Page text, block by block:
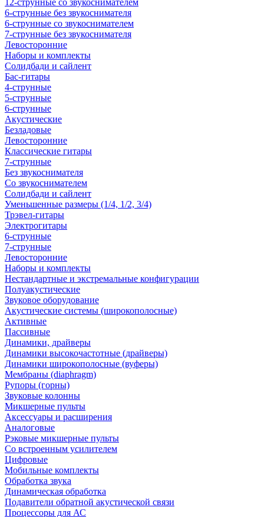
12-струнные со звукоснимателем
6-струнные без звукоснимателя
6-струнные со звукоснимателем
7-струнные без звукоснимателя
Левосторонние
Наборы и комплекты
Солидбади и сайлент
Бас-гитары
4-струнные
5-струнные
6-струнные
Акустические
Безладовые
Левосторонние
Классические гитары
7-струнные
Без звукоснимателя
Со звукоснимателем
Солидбади и сайлент
Уменьшенные размеры (1/4, 1/2, 3/4)
Трэвел-гитары
Электрогитары
6-струнные
7-струнные
Левосторонние
Наборы и комплекты
Нестандартные и экстремальные конфигурации
Полуакустические
Звуковое оборудование
Акустические системы (широкополосные)
Активные
Пассивные
Динамики, драйверы
Динамики высокочастотные (драйверы)
Динамики широкополосные (вуферы)
Мембраны (diaphragm)
Рупоры (горны)
Звуковые колонны
Микшерные пульты
Аксессуары и расширения
Аналоговые
Рэковые микшерные пульты
Со встроенным усилителем
Цифровые
Мобильные комплекты
Обработка звука
Динамическая обработка
Подавители обратной акустической связи
Процессоры для АС